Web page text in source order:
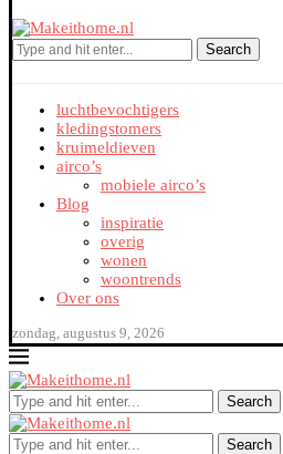
Search
luchtbevochtigers
kledingstomers
kruimeldieven
airco’s
mobiele airco’s
Blog
inspiratie
overig
wonen
woontrends
Over ons
zondag, augustus 9, 2026
Search
Search